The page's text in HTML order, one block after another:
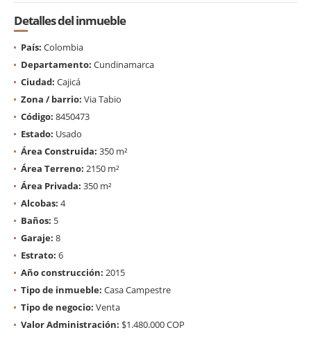
Detalles del inmueble
País: Colombia
Departamento: Cundinamarca
Ciudad: Cajicá
Zona / barrio: Via Tabio
Código: 8450473
Estado: Usado
Área Construida: 350 m²
Área Terreno: 2150 m²
Área Privada: 350 m²
Alcobas: 4
Baños: 5
Garaje: 8
Estrato: 6
Año construcción: 2015
Tipo de inmueble: Casa Campestre
Tipo de negocio: Venta
Valor Administración: $1.480.000 COP